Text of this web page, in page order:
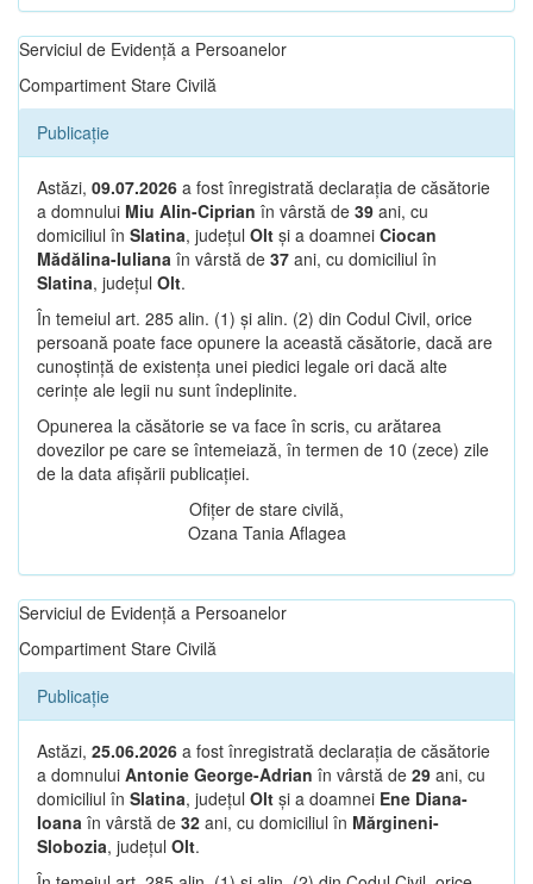
Serviciul de Evidență a Persoanelor
Compartiment Stare Civilă
Publicație
Astăzi, 09.07.2026 a fost înregistrată declarația de căsătorie
a domnului Miu Alin-Ciprian în vârstă de 39 ani, cu
domiciliul în Slatina, județul Olt și a doamnei Ciocan
Mădălina-Iuliana în vârstă de 37 ani, cu domiciliul în
Slatina, județul Olt.
În temeiul art. 285 alin. (1) și alin. (2) din Codul Civil, orice
persoană poate face opunere la această căsătorie, dacă are
cunoștință de existența unei piedici legale ori dacă alte
cerințe ale legii nu sunt îndeplinite.
Opunerea la căsătorie se va face în scris, cu arătarea
dovezilor pe care se întemeiază, în termen de 10 (zece) zile
de la data afișării publicației.
Ofițer de stare civilă,
Ozana Tania Aflagea
Serviciul de Evidență a Persoanelor
Compartiment Stare Civilă
Publicație
Astăzi, 25.06.2026 a fost înregistrată declarația de căsătorie
a domnului Antonie George-Adrian în vârstă de 29 ani, cu
domiciliul în Slatina, județul Olt și a doamnei Ene Diana-
Ioana în vârstă de 32 ani, cu domiciliul în Mărgineni-
Slobozia, județul Olt.